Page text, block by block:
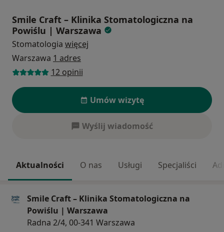
Smile Craft – Klinika Stomatologiczna na
Powiślu | Warszawa
Stomatologia więcej
Warszawa 1 adres
12 opinii
Umów wizytę
Wyślij wiadomość
Aktualności O nas Usługi Specjaliści
Smile Craft – Klinika Stomatologiczna na
Powiślu | Warszawa
Radna 2/4, 00-341 Warszawa